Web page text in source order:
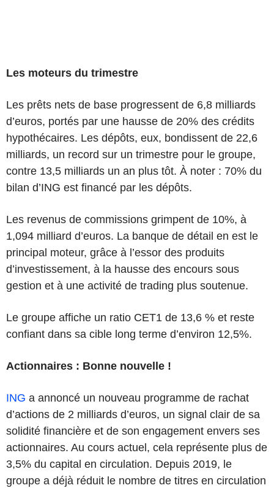
Les moteurs du trimestre
Les prêts nets de base progressent de 6,8 milliards
d’euros, portés par une hausse de 20% des crédits
hypothécaires. Les dépôts, eux, bondissent de 22,6
milliards, un record sur un trimestre pour le groupe,
contre 13,5 milliards un an plus tôt. À noter : 70% du
bilan d’ING est financé par les dépôts.
Les revenus de commissions grimpent de 10%, à
1,094 milliard d’euros. La banque de détail en est le
principal moteur, grâce à l’essor des produits
d’investissement, à la hausse des encours sous
gestion et à une activité de trading plus soutenue.
Le groupe affiche un ratio CET1 de 13,6 % et reste
confiant dans sa cible long terme d’environ 12,5%.
Actionnaires : Bonne nouvelle !
ING a annoncé un nouveau programme de rachat
d’actions de 2 milliards d’euros, un signal clair de sa
solidité financière et de son engagement envers ses
actionnaires. Au cours actuel, cela représente plus de
3,5% du capital en circulation. Depuis 2019, le
groupe a déjà réduit le nombre de titres en circulation